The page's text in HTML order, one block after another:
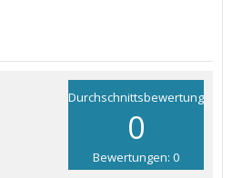
Durchschnittsbewertung
0
Bewertungen: 0